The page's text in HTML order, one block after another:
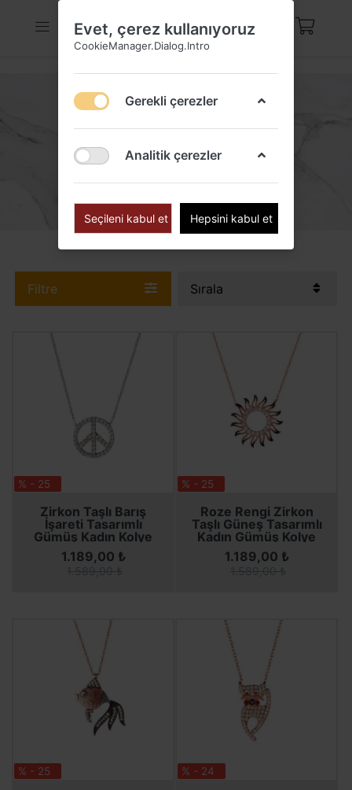
TAŞLI KOLYELER
Filtre Sırala
% - 25
Zirkon Taşlı Barış
İşareti Tasarımlı
Gümüş Kadın Kolye
SEPETE EKLE
1.189,00 ₺
SEPETE EKLE
% - 25
Roze Rengi Zirkon
Taşlı Güneş Tasarımlı
Kadın Gümüş Kolye
SEPETE EKLE
1.189,00 ₺
SEPETE EKLE
% - 25 % - 24
Evet, çerez kullanıyoruz
CookieManager.Dialog.Intro
Gerekli çerezler
Analitik çerezler
Seçileni kabul et Hepsini kabul et